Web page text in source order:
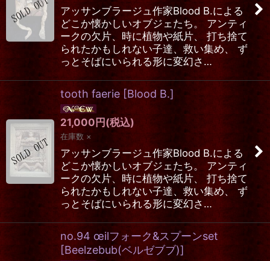
アッサンブラージュ作家Blood B.による
どこか懐かしいオブジェたち。 アンティ
ークの欠片、時に植物や紙片、 打ち捨て
られたかもしれない子達、救い集め、 ず
っとそばにいられる形に変幻さ…
tooth faerie [Blood B.]
21,000円(税込)
在庫数 ×
アッサンブラージュ作家Blood B.による
どこか懐かしいオブジェたち。 アンティ
ークの欠片、時に植物や紙片、 打ち捨て
られたかもしれない子達、救い集め、 ず
っとそばにいられる形に変幻さ…
no.94 œilフォーク&スプーンset
[Beelzebub(ベルゼブブ)]